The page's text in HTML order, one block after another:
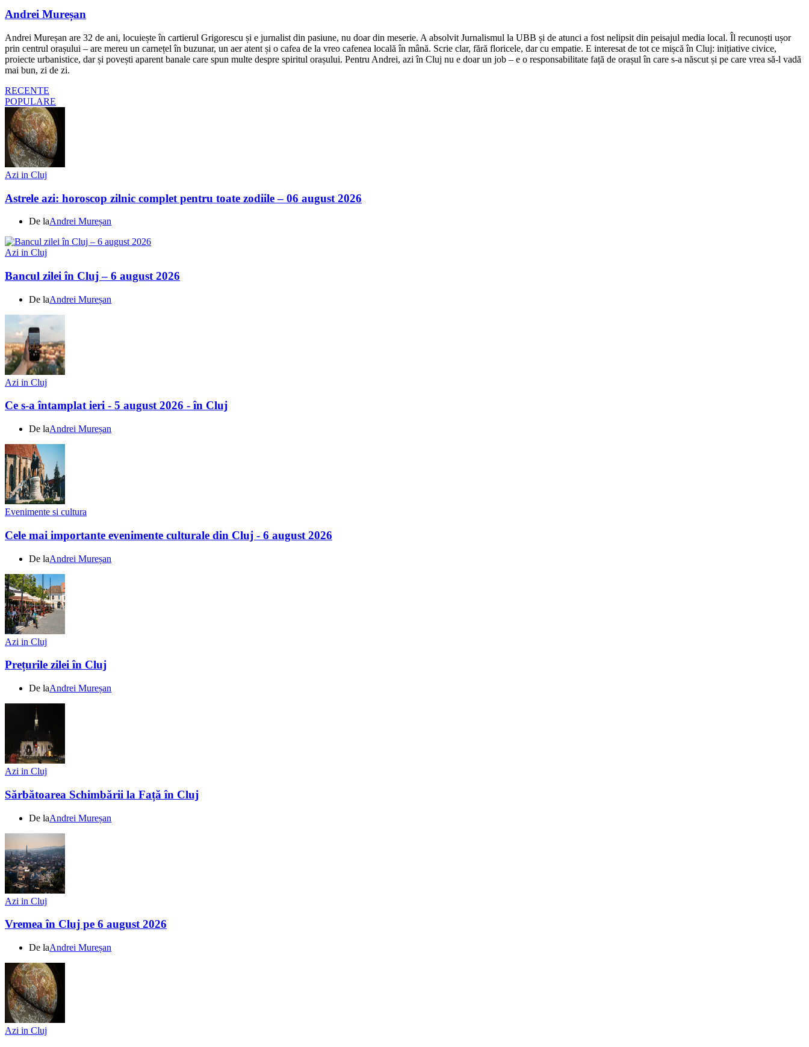
Andrei Mureșan
Andrei Mureșan are 32 de ani, locuiește în cartierul Grigorescu și e jurnalist din pasiune, nu doar din meserie. A absolvit Jurnalismul la UBB și de atunci a fost nelipsit din peisajul media local. Îl recunoști ușor
prin centrul orașului – are mereu un carnețel în buzunar, un aer atent și o cafea de la vreo cafenea locală în mână. Scrie clar, fără floricele, dar cu empatie. E interesat de tot ce mișcă în Cluj: inițiative civice,
proiecte urbanistice, dar și povești aparent banale care spun multe despre spiritul orașului. Pentru Andrei, azi în Cluj nu e doar un job – e o responsabilitate față de orașul în care s-a născut și pe care vrea să-l vadă
mai bun, zi de zi.
RECENTE
POPULARE
Azi in Cluj
Astrele azi: horoscop zilnic complet pentru toate zodiile – 06 august 2026
De laAndrei Mureșan
Azi in Cluj
Bancul zilei în Cluj – 6 august 2026
De laAndrei Mureșan
Azi in Cluj
Ce s-a întamplat ieri - 5 august 2026 - în Cluj
De laAndrei Mureșan
Evenimente si cultura
Cele mai importante evenimente culturale din Cluj - 6 august 2026
De laAndrei Mureșan
Azi in Cluj
Prețurile zilei în Cluj
De laAndrei Mureșan
Azi in Cluj
Sărbătoarea Schimbării la Față în Cluj
De laAndrei Mureșan
Azi in Cluj
Vremea în Cluj pe 6 august 2026
De laAndrei Mureșan
Azi in Cluj